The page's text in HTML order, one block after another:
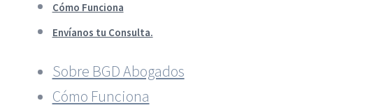
Cómo Funciona
Envíanos tu Consulta.
Sobre BGD Abogados
Cómo Funciona